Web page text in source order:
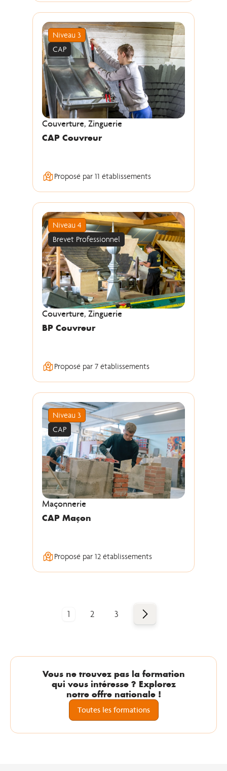
Niveau 3
CAP
Couverture, Zinguerie
CAP Couvreur
Proposé par 11 établissements
Niveau 4
Brevet Professionnel
Couverture, Zinguerie
BP Couvreur
Proposé par 7 établissements
Niveau 3
CAP
Maçonnerie
CAP Maçon
Proposé par 12 établissements
1 2 3 Suivant
Vous ne trouvez pas la formation
qui vous intéresse ? Explorez
notre offre nationale !
Toutes les formations